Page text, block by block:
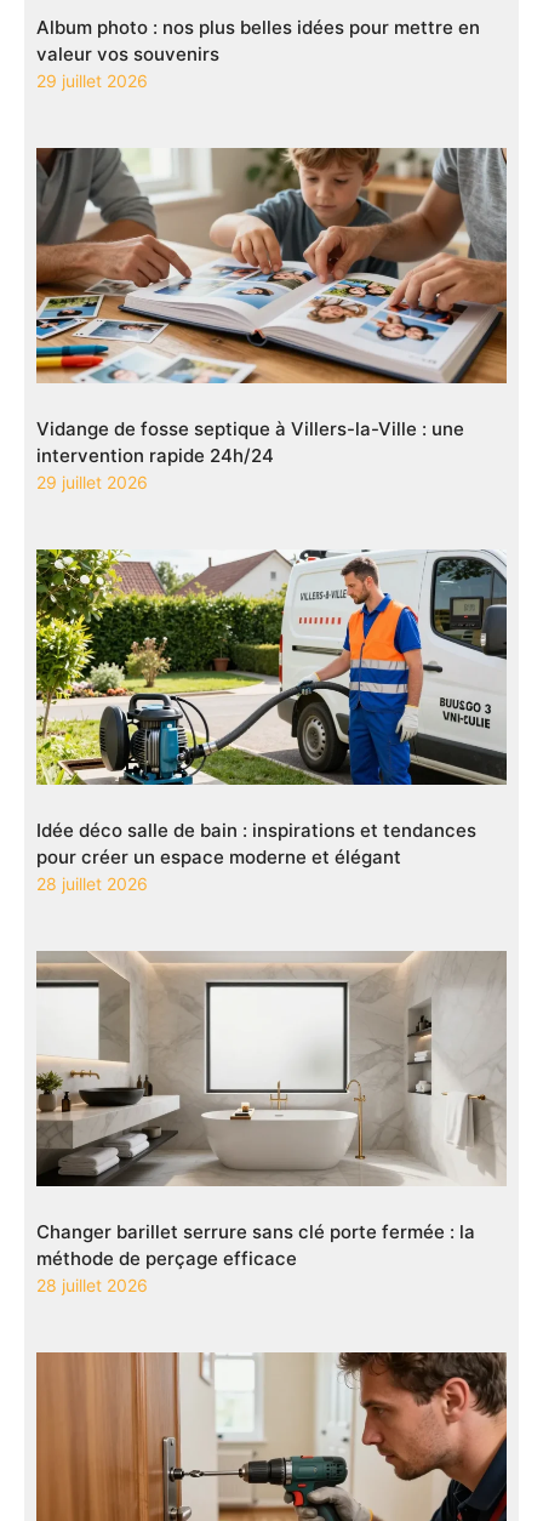
Album photo : nos plus belles idées pour mettre en
valeur vos souvenirs
29 juillet 2026
Vidange de fosse septique à Villers-la-Ville : une
intervention rapide 24h/24
29 juillet 2026
Idée déco salle de bain : inspirations et tendances
pour créer un espace moderne et élégant
28 juillet 2026
Changer barillet serrure sans clé porte fermée : la
méthode de perçage efficace
28 juillet 2026